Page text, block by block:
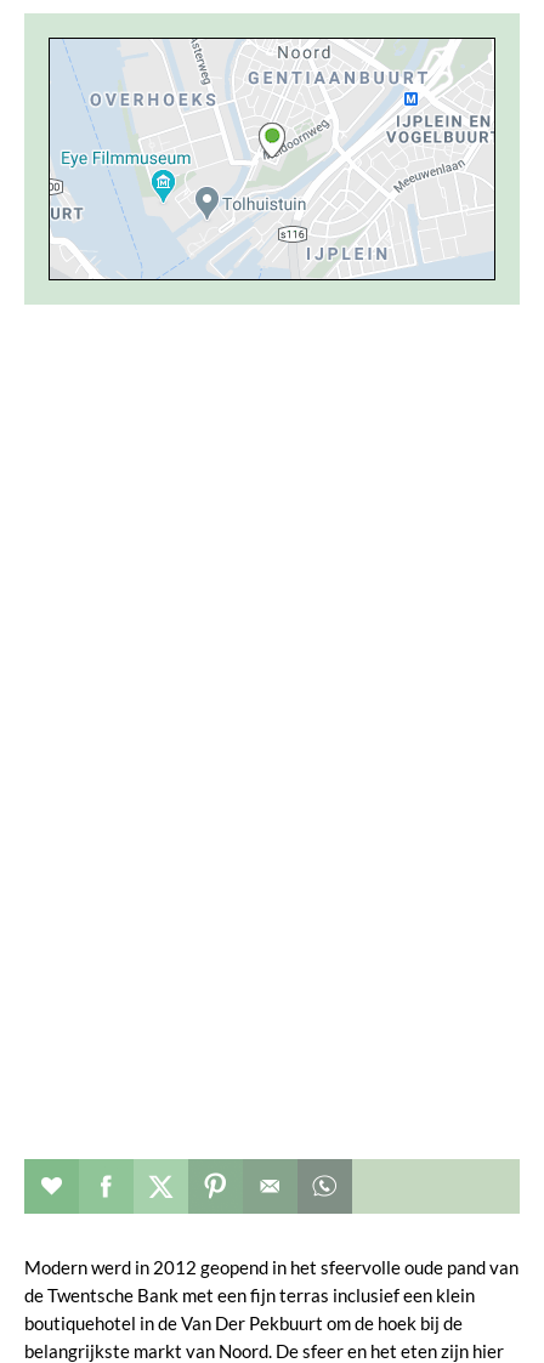
Restaurant toevoegen aan favorieten
Deel dit op facebook
Deel dit op twitter
Deel dit op pinterest
Modern werd in 2012 geopend in het sfeervolle oude pand van
de Twentsche Bank met een fijn terras inclusief een klein
boutiquehotel in de Van Der Pekbuurt om de hoek bij de
belangrijkste markt van Noord. De sfeer en het eten zijn hier